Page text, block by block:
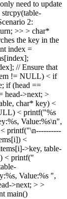
need to update
2:
>> > char*
the key in the
index =
// Ensure that
!= NULL) < if
if (head ==
head->next; >
char* key) <
< printf("%s
Value:%s\n",
printf("\n----------
<
>key, table-
< printf("
Value:%s ",
>next; > >
main()